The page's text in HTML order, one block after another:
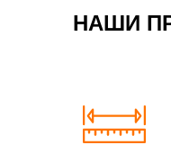
время 3 500 руб.
НАШИ